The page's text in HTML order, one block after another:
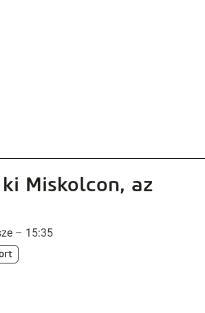
Miskolcon, az
– 15:35